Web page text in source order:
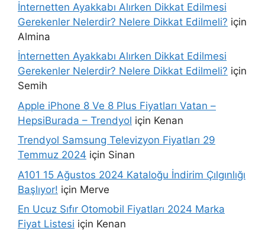
İnternetten Ayakkabı Alırken Dikkat Edilmesi
Gerekenler Nelerdir? Nelere Dikkat Edilmeli? için
Almina
İnternetten Ayakkabı Alırken Dikkat Edilmesi
Gerekenler Nelerdir? Nelere Dikkat Edilmeli? için
Semih
Apple iPhone 8 Ve 8 Plus Fiyatları Vatan –
HepsiBurada – Trendyol için Kenan
Trendyol Samsung Televizyon Fiyatları 29
Temmuz 2024 için Sinan
A101 15 Ağustos 2024 Kataloğu İndirim Çılgınlığı
Başlıyor! için Merve
En Ucuz Sıfır Otomobil Fiyatları 2024 Marka
Fiyat Listesi için Kenan